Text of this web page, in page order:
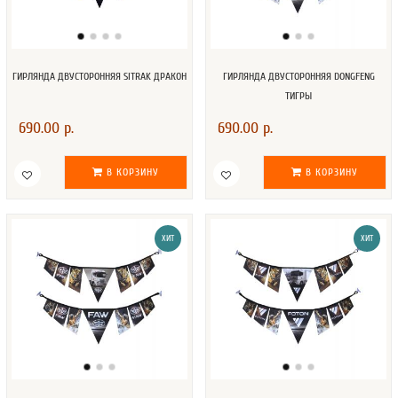
ГИРЛЯНДА ДВУСТОРОННЯЯ SITRAK ДРАКОН
690.00 р.
В КОРЗИНУ
ГИРЛЯНДА ДВУСТОРОННЯЯ DONGFENG
ТИГРЫ
690.00 р.
В КОРЗИНУ
ХИТ ХИТ